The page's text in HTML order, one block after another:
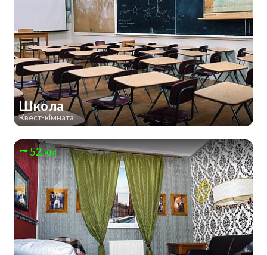
Школа
Квест-кімната
52 км